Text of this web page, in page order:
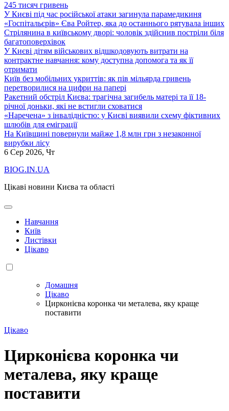
245 тисяч гривень
У Києві під час російської атаки загинула парамедикиня
«Госпітальєрів» Єва Ройтер, яка до останнього рятувала інших
Стрілянина в київському дворі: чоловік здійснив постріли біля
багатоповерхівок
У Києві дітям військових відшкодовують витрати на
контрактне навчання: кому доступна допомога та як її
отримати
Київ без мобільних укриттів: як пів мільярда гривень
перетворилися на цифри на папері
Ракетний обстріл Києва: трагічна загибель матері та її 18-
річної доньки, які не встигли сховатися
«Наречена» з інвалідністю: у Києві виявили схему фіктивних
шлюбів для еміграції
На Київщині повернули майже 1,8 млн грн з незаконної
вирубки лісу
6 Сер 2026, Чт
BIOG.IN.UA
Цікаві новини Києва та області
Навчання
Київ
Листівки
Цікаво
Домашня
Цікаво
Цирконієва коронка чи металева, яку краще
поставити
Цікаво
Цирконієва коронка чи
металева, яку краще
поставити